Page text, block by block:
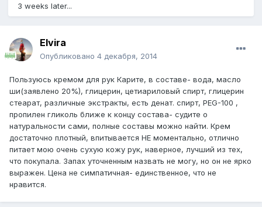
3 weeks later...
Elvira
Опубликовано 4 декабря, 2014
Пользуюсь кремом для рук Карите, в составе- вода, масло
ши(заявлено 20%), глицерин, цетиариловый спирт, глицерин
стеарат, различные экстракты, есть денат. спирт, PEG-100 ,
пропилен гликоль ближе к концу состава- судите о
натуральности сами, полные составы можно найти. Крем
достаточно плотный, впитывается НЕ моментально, отлично
питает мою очень сухую кожу рук, наверное, лучший из тех,
что покупала. Запах уточненным назвать не могу, но он не ярко
выражен. Цена не симпатичная- единственное, что не
нравится.